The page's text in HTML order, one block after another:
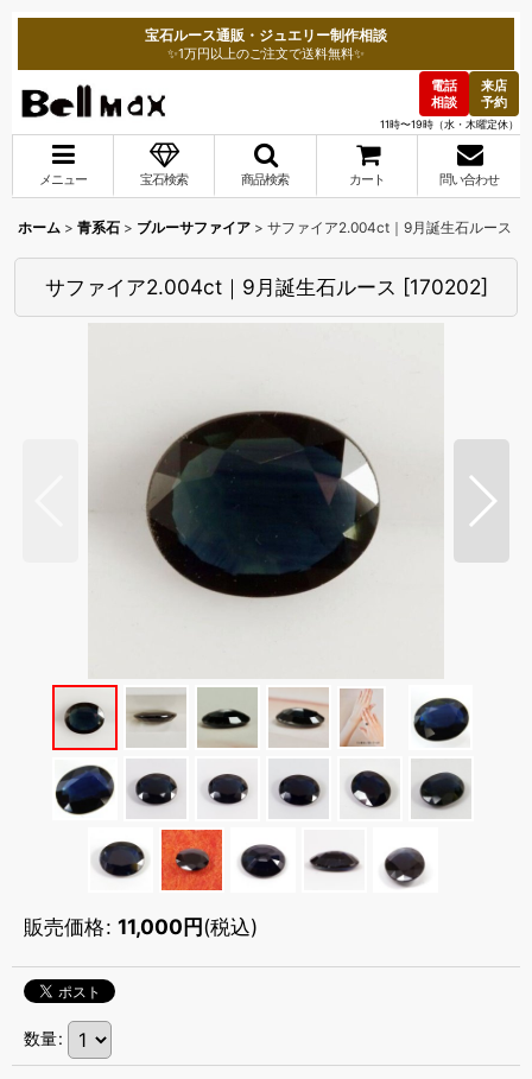
宝石ルース通販・ジュエリー制作相談
✨1万円以上のご注文で送料無料✨
電話
相談
来店
予約
11時〜19時（水・木曜定休）
メニュー 宝石検索 商品検索 カート 問い合わせ
ホーム > 青系石 > ブルーサファイア > サファイア2.004ct｜9月誕生石ルース
サファイア2.004ct｜9月誕生石ルース [170202]
販売価格: 11,000円(税込)
数量: